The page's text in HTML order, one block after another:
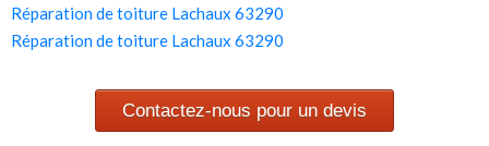
Réparation de toiture Lachaux 63290
Réparation de toiture Lachaux 63290
Contactez-nous pour un devis